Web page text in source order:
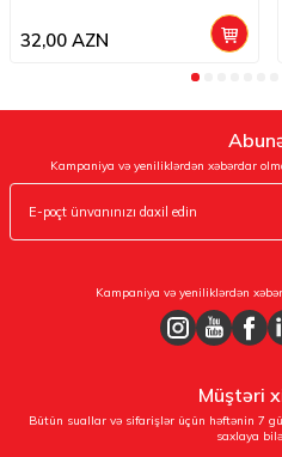
32,00 AZN
Kampaniya və yeniliklərdən xəbərdar
Kampaniya və yeniliklərdən
Müştəri
Bütün suallar və sifarişlər üçün həftənin 7
saxlaya